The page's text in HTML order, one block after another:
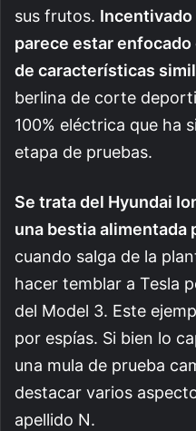
sus frutos. Incentivado
parece estar
de características
berlina de corte
100% eléctrica que ha
etapa de pruebas.
Se trata del Hyundai
una bestia alimentada
cuando salga de la
hacer temblar a Tesla
del Model 3. Este
por espías. Si bien lo
una mula de prueba
destacar varios
apellido N.